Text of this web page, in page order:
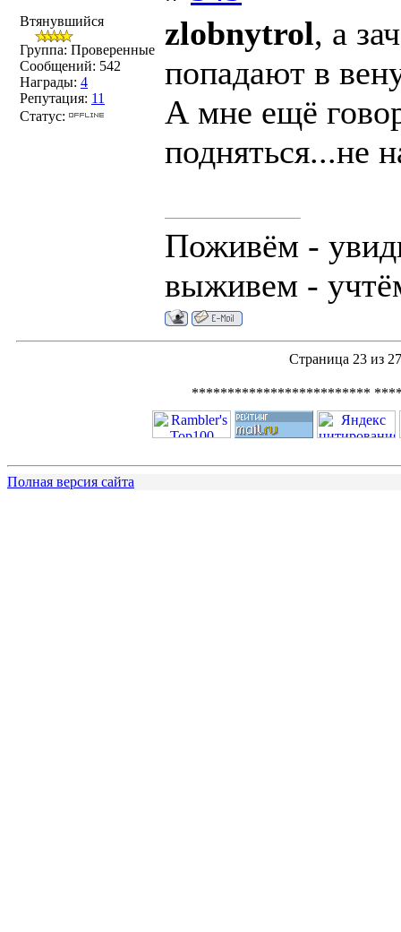
Втянувшийся
Группа: Проверенные
Сообщений: 542
Награды: 4
Репутация: 11
Статус:
zlobnytrol, а
попадают в
А мне ещё
подняться...не
Поживём -
выживем -
Страница 23 из 27
*************************
Полная версия сайта